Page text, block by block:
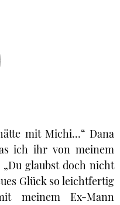
mit Michi…“ Dana
ich ihr von meinem
glaubst doch nicht
Glück so leichtfertig
meinem Ex-Mann